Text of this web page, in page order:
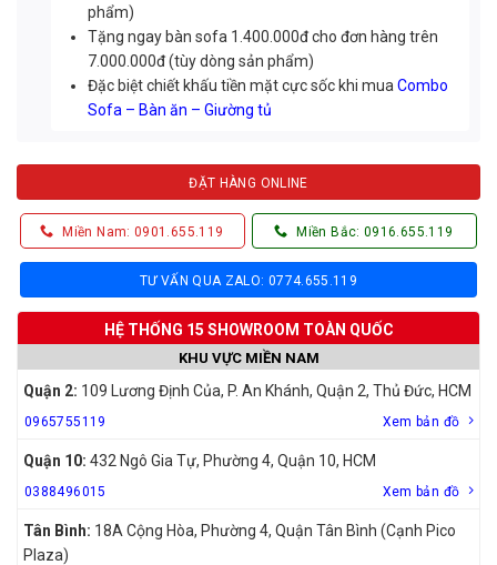
phẩm)
Tặng ngay bàn sofa 1.400.000đ cho đơn hàng trên
7.000.000đ (tùy dòng sản phẩm)
Đặc biệt chiết khấu tiền mặt cực sốc khi muaCombo
Sofa – Bàn ăn – Giường tủ
ĐẶT HÀNG ONLINE
Miền Nam: 0901.655.119 Miền Bắc: 0916.655.119
TƯ VẤN QUA ZALO: 0774.655.119
HỆ THỐNG 15 SHOWROOM TOÀN QUỐC
KHU VỰC MIỀN NAM
Quận 2: 109 Lương Định Của, P. An Khánh, Quận 2, Thủ Đức, HCM
0965755119 Xem bản đồ
Quận 10: 432 Ngô Gia Tự, Phường 4, Quận 10, HCM
0388496015 Xem bản đồ
Tân Bình: 18A Cộng Hòa, Phường 4, Quận Tân Bình (Cạnh Pico
Plaza)